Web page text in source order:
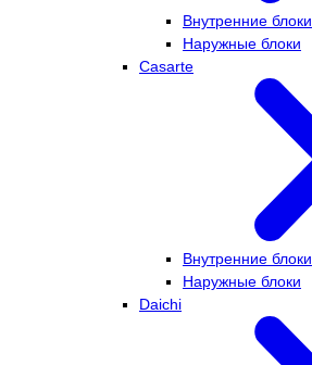
Внутренние блоки
Наружные блоки
Casarte
Внутренние блоки
Наружные блоки
Daichi